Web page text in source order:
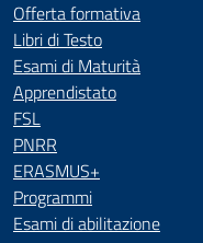
Offerta formativa
Libri di Testo
Esami di Maturità
Apprendistato
FSL
PNRR
ERASMUS+
Programmi
Esami di abilitazione